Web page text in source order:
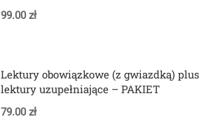
99.00 zł
Lektury obowiązkowe (z gwiazdką) plus
lektury uzupełniające – PAKIET
79.00 zł